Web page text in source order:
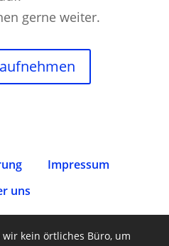
gerne weiter.
Impressum
uns
kein örtliches Büro, um